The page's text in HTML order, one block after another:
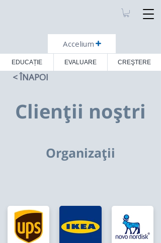
EDUCAȚIE EVALUARE CREŞTERE
Accelium
< ÎNAPOI
Clienții noștri
Organizații